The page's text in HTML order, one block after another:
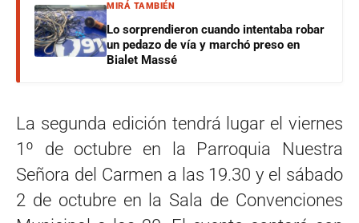
MIRÁ TAMBIÉN
Lo sorprendieron cuando intentaba robar
un pedazo de vía y marchó preso en
Bialet Massé
La segunda edición tendrá lugar el viernes
1º de octubre en la Parroquia Nuestra
Señora del Carmen a las 19.30 y el sábado
2 de octubre en la Sala de Convenciones